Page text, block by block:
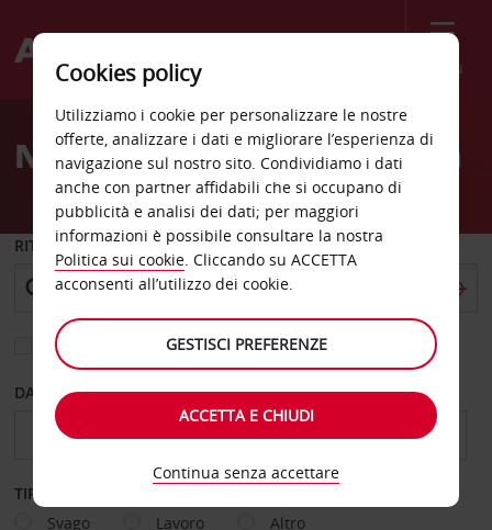
Menù
Welcome
AvisNoleggio auto Wilmington
RITIRO DA
Scegli una località di riconsegna diversa
DAL GIORNO AL GIORNO
TIPOLOGIA DI NOLEGGIO
Svago
Lavoro Altro
Cookies policy
Utilizziamo i cookie per personalizzare le nostre
offerte, analizzare i dati e migliorare l’esperienza di
navigazione sul nostro sito. Condividiamo i dati
anche con partner affidabili che si occupano di
pubblicità e analisi dei dati; per maggiori
informazioni è possibile consultare la nostra
Politica sui cookie. Cliccando su ACCETTA
acconsenti all’utilizzo dei cookie.
GESTISCI PREFERENZE
ACCETTA E CHIUDI
Continua senza accettare